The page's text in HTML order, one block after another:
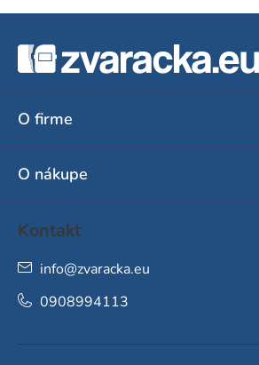
O firme
O nákupe
Kontakt
info@zvaracka.eu
0908994113